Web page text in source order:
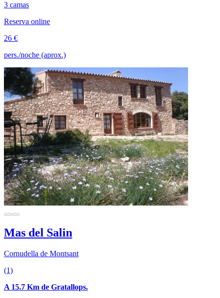
3 camas
Reserva online
26 €
pers./noche (aprox.)
Mas del Salin
Cornudella de Montsant
(1)
A 15.7 Km de Gratallops.